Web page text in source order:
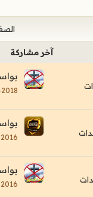
آخر مشاركة
19:27
23:13
16:17